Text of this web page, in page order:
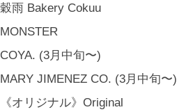
穀雨 Bakery Cokuu
MONSTER
COYA. (3月中旬〜)
MARY JIMENEZ CO. (3月中旬〜)
《オリジナル》Original